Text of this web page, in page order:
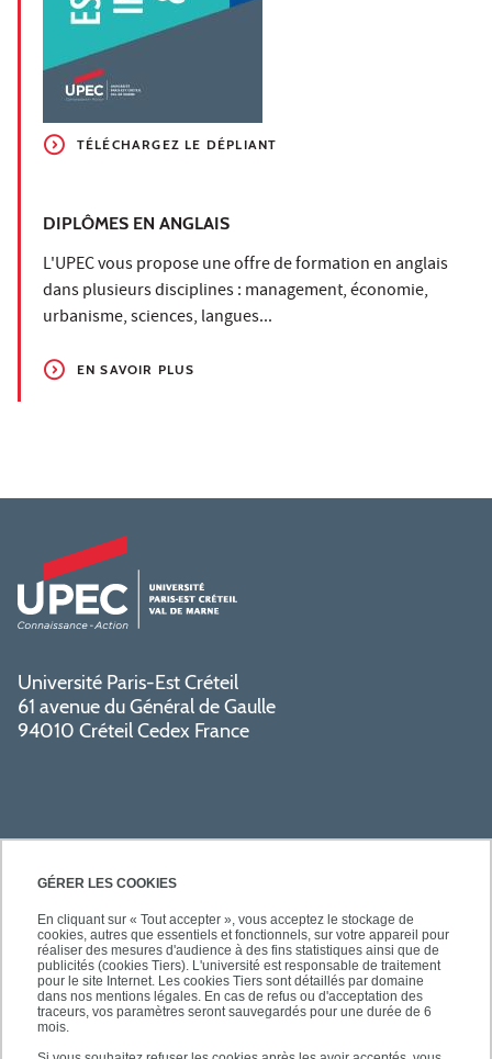
GÉRER LES COOKIES
En cliquant sur « Tout accepter », vous acceptez le stockage de
cookies, autres que essentiels et fonctionnels, sur votre appareil pour
réaliser des mesures d'audience à des fins statistiques ainsi que de
publicités (cookies Tiers). L'université est responsable de traitement
pour le site Internet. Les cookies Tiers sont détaillés par domaine
dans nos mentions légales. En cas de refus ou d'acceptation des
traceurs, vos paramètres seront sauvegardés pour une durée de 6
mois.
TÉLÉCHARGEZ LE DÉPLIANT
DIPLÔMES EN ANGLAIS
L'UPEC vous propose une offre de formation en anglais
dans plusieurs disciplines : management, économie,
urbanisme, sciences, langues...
EN SAVOIR PLUS
Université Paris-Est Créteil
61 avenue du Général de Gaulle
94010 Créteil Cedex France
SÉCURITÉ